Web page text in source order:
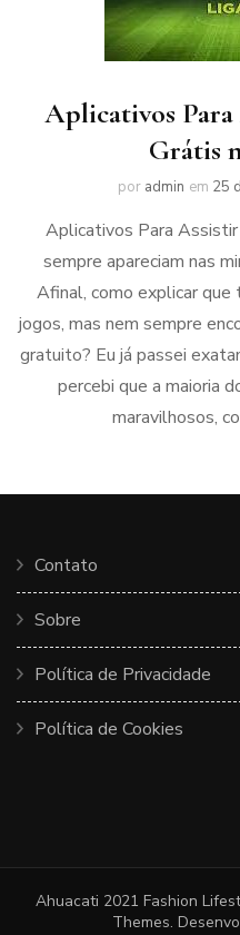
Aplicativos
Grátis
por admin em 25
Aplicativos Para
sempre apareciam nas
Afinal, como explicar
jogos, mas nem sempre
gratuito? Eu já passei
percebi que a maioria
maravilhosos,
Contato
Sobre
Política de Privacidade
Política de Cookies
Ahuacati 2021 Fashion
Themes.